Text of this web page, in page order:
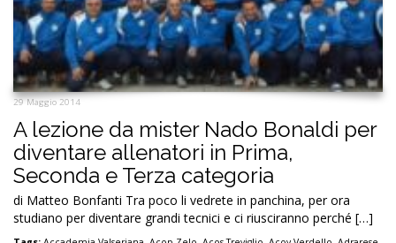
29 Maggio 2014
A lezione da mister Nado Bonaldi per
diventare allenatori in Prima,
Seconda e Terza categoria
di Matteo Bonfanti Tra poco li vedrete in panchina, per ora
studiano per diventare grandi tecnici e ci riusciranno perché […]